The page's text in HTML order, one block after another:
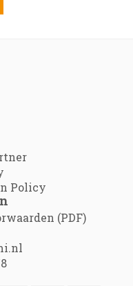
Policy
(PDF)